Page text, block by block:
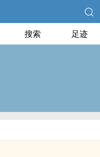
搜索 足迹